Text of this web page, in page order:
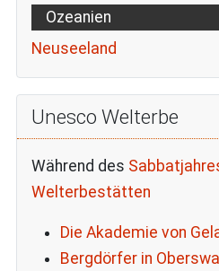
Ozeanien
Neuseeland
Unesco Welterbe
Während des
Welterbestätten
Die Akademie von
Bergdörfer in